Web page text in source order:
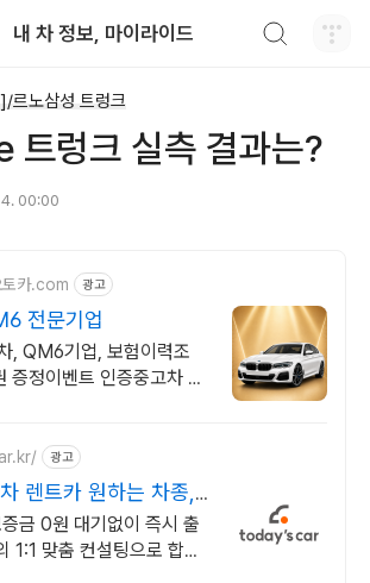
내 차 정보, 마이라이드
르노삼성 트렁크
트렁크 실측 결과는?
00:00
카.com 광고
전문기업
, QM6기업, 보험이력조
증정이벤트 인증중고차 7
광고
렌트카 원하는 차종,
금 0원 대기없이 즉시 출
1:1 맞춤 컨설팅으로 합리